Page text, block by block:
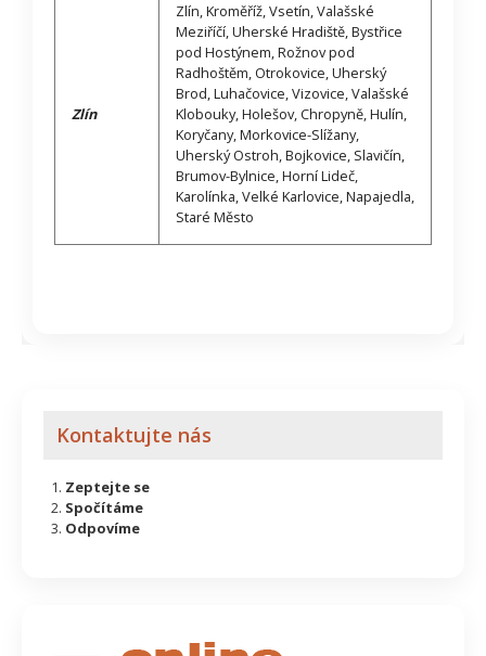
Zlín
Zlín, Kroměříž, Vsetín, Valašské
Meziříčí, Uherské Hradiště, Bystřice
pod Hostýnem, Rožnov pod
Radhoštěm, Otrokovice, Uherský
Brod, Luhačovice, Vizovice, Valašské
Klobouky, Holešov, Chropyně, Hulín,
Koryčany, Morkovice-Slížany,
Uherský Ostroh, Bojkovice, Slavičín,
Brumov-Bylnice, Horní Lideč,
Karolínka, Velké Karlovice, Napajedla,
Staré Město
Kontaktujte nás
Zeptejte se
Spočítáme
Odpovíme